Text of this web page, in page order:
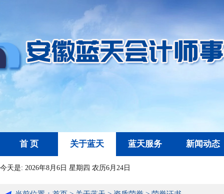
首 页 关于蓝天 蓝天服务 新闻动态
今天是: 2026年8月6日 星期四 农历6月24日